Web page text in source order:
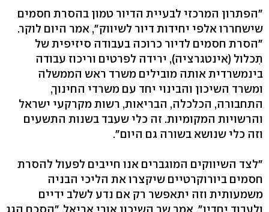
"הפתרון המרכזי לבעיית הדיור טמון בהסרת חסמים
שישחררו אלפי יחידות דיור לשיווק", אמר היום לוקר.
"הסרת חסמים לדיור כרוכה בעבודה סיזיפית של
תִכלול (אינטגרציה), ירידה לפרטים וריכוז עבודה
בינמשרדית אותה מובילים משרד ראש הממשלה
ומשרד השיכון והבינוי יחד עם משרדי החינוך,
התחבורה, הכלכלה, הבריאות, רשות מקרקעי ישראל
והרשויות המקומיות. זה כלי שעבד בשנות התשעים
וזה כלי שנושא בשורה גם היום".
"לצד השיווקים המוגברים אנו חייבים לפעול להסרת
חסמים ביורוקרטיים שיקצרו את הליכי הבניה
משמעותית וזה יתאפשר רק אם נדע לשלב ידיים